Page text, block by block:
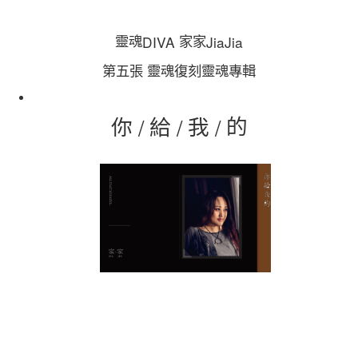
每筆NT$85，滿NT$1,000(含以上)免運費
靈魂DIVA 家家JiaJia
第五張 靈魂復刻靈魂專輯
你 / 給 / 我 / 的